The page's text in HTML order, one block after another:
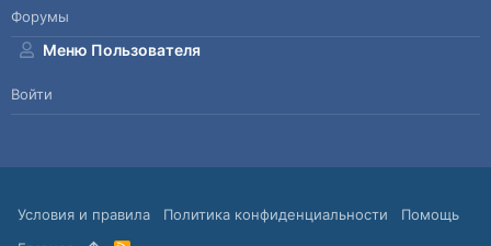
Форумы
Меню Пользователя
Войти
Условия и правила Политика конфиденциальности
Помощь